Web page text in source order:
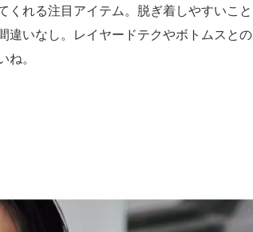
れる注目アイテム。脱ぎ着しやすいこと
違いなし。レイヤードテクやボトムスとの
。